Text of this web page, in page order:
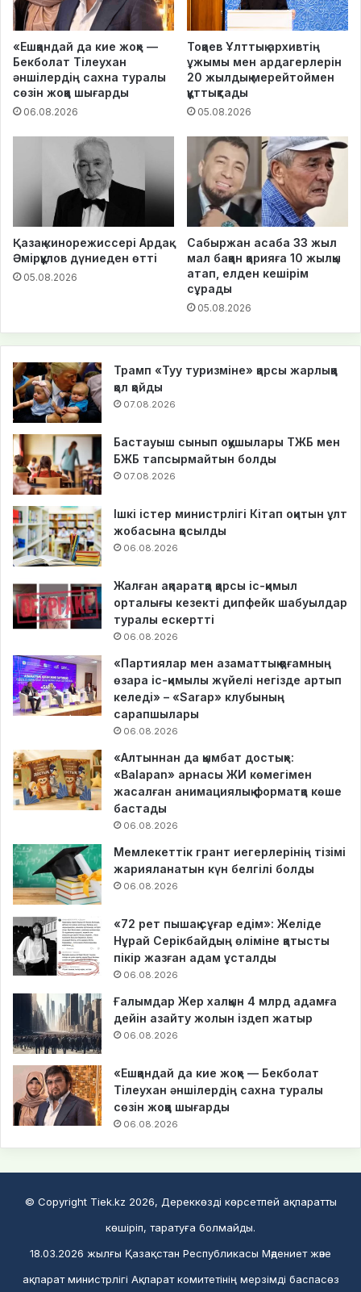
«Ешқандай да кие жоқ» —
Бекболат Тілеухан
әншілердің сахна туралы
сөзін жоққа шығарды
06.08.2026
Тоқаев Ұлттық архивтің
ұжымы мен ардагерлерін
20 жылдық мерейтоймен
құттықтады
05.08.2026
Қазақ кинорежиссері Ардақ
Әмірқұлов дүниеден өтті
05.08.2026
Сабыржан асаба 33 жыл
мал баққан қарияға 10 жылқы
атап, елден кешірім
сұрады
05.08.2026
Трамп «Туу туризміне» қарсы жарлыққа
қол қойды
07.08.2026
Бастауыш сынып оқушылары ТЖБ мен
БЖБ тапсырмайтын болды
07.08.2026
Ішкі істер министрлігі Кітап оқитын ұлт
жобасына қосылды
06.08.2026
Жалған ақпаратқа қарсы іс-қимыл
орталығы кезекті дипфейк шабуылдар
туралы ескертті
06.08.2026
«Партиялар мен азаматтық қоғамның
өзара іс-қимылы жүйелі негізде артып
келеді» – «Sarap» клубының
сарапшылары
06.08.2026
«Алтыннан да қымбат достық»:
«Balapan» арнасы ЖИ көмегімен
жасалған анимациялық форматқа көше
бастады
06.08.2026
Мемлекеттік грант иегерлерінің тізімі
жарияланатын күн белгілі болды
06.08.2026
«72 рет пышақ сұғар едім»: Желіде
Нұрай Серікбайдың өліміне қатысты
пікір жазған адам ұсталды
06.08.2026
Ғалымдар Жер халқын 4 млрд адамға
дейін азайту жолын іздеп жатыр
06.08.2026
«Ешқандай да кие жоқ» — Бекболат
Тілеухан әншілердің сахна туралы
сөзін жоққа шығарды
06.08.2026
© Copyright Tiek.kz 2026, Дереккөзді көрсетпей ақпаратты
көшіріп, таратуға болмайды.
18.03.2026 жылғы Қазақстан Республикасы Мәдениет және
ақпарат министрлігі Ақпарат комитетінің мерзімді баспасөз